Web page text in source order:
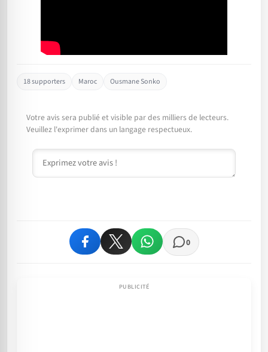
18 supporters Maroc Ousmane Sonko
Votre avis sera publié et visible par des milliers de lecteurs.
Veuillez l'exprimer dans un langage respectueux.
Commentaire
0